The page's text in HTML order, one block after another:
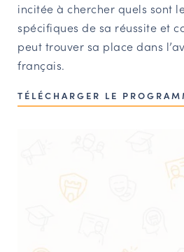
incitée à chercher quels sont
spécifiques de sa réussite et
peut trouver sa place dans
français.
TÉLÉCHARGER LE